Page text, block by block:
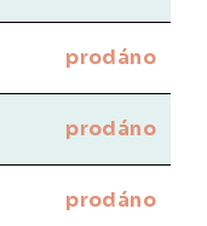
prodáno
prodáno
prodáno